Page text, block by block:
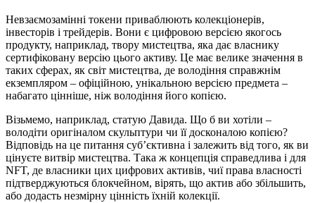
Невзаємозамінні токени приваблюють колекціонерів,
інвесторів і трейдерів. Вони є цифровою версією якогось
продукту, наприклад, твору мистецтва, яка дає власнику
сертифіковану версію цього активу. Це має велике значення в
таких сферах, як світ мистецтва, де володіння справжнім
екземпляром – офіційною, унікальною версією предмета –
набагато цінніше, ніж володіння його копією.
Візьмемо, наприклад, статую Давида. Що б ви хотіли –
володіти оригіналом скульптури чи її досконалою копією?
Відповідь на це питання суб’єктивна і залежить від того, як ви
цінуєте витвір мистецтва. Така ж концепція справедлива і для
NFT, де власники цих цифрових активів, чиї права власності
підтверджуються блокчейном, вірять, що актив або збільшить,
або додасть незмірну цінність їхній колекції.